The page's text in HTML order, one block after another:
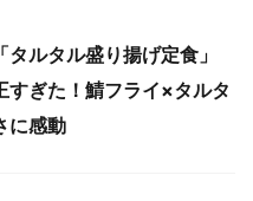
ルタル盛り揚げ定食」
すぎた！鯖フライ×タルタ
に感動